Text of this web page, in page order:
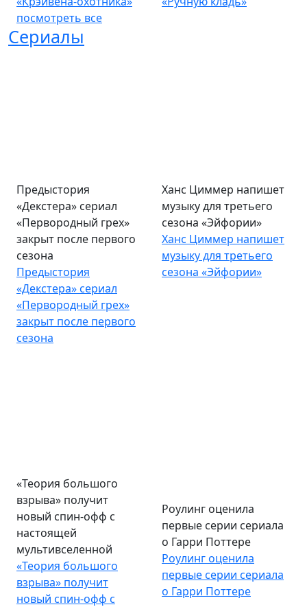
посмотреть все
Сериалы
Предыстория
«Декстера» сериал
«Первородный грех»
закрыт после первого
сезона
Предыстория
«Декстера» сериал
«Первородный грех»
закрыт после первого
сезона
Ханс Циммер напишет
музыку для третьего
сезона «Эйфории»
Ханс Циммер напишет
музыку для третьего
сезона «Эйфории»
«Теория большого
взрыва» получит
новый спин-офф с
настоящей
мультивселенной
«Теория большого
взрыва» получит
новый спин-офф с
о Гарри Поттере
Роулинг оценила
первые серии сериала
о Гарри Поттере